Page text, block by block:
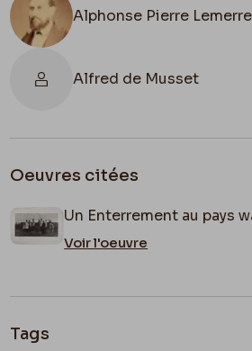
Alphonse Pierre Lemerre
Alfred de Musset
Oeuvres citées
Un Enterrement au pays
Voir l'oeuvre
Tags